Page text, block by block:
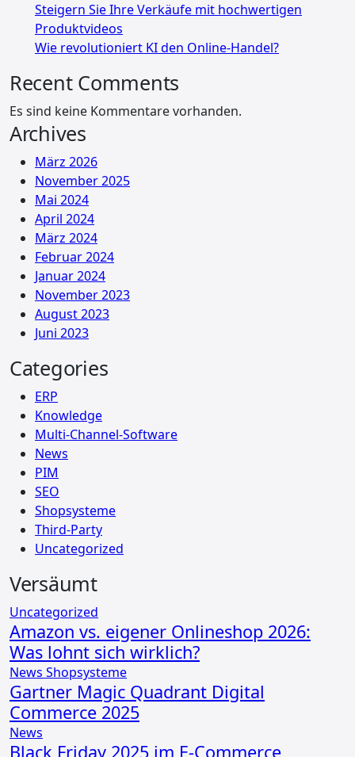
Steigern Sie Ihre Verkäufe mit hochwertigen
Produktvideos
Wie revolutioniert KI den Online-Handel?
Recent Comments
Es sind keine Kommentare vorhanden.
Archives
März 2026
November 2025
Mai 2024
April 2024
März 2024
Februar 2024
Januar 2024
November 2023
August 2023
Juni 2023
Categories
ERP
Knowledge
Multi-Channel-Software
News
PIM
SEO
Shopsysteme
Third-Party
Uncategorized
Versäumt
Uncategorized
Amazon vs. eigener Onlineshop 2026:
Was lohnt sich wirklich?
News Shopsysteme
Gartner Magic Quadrant Digital
Commerce 2025
News
Black Friday 2025 im E-Commerce